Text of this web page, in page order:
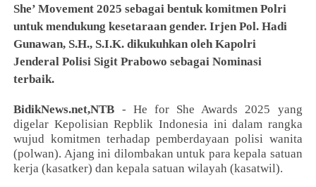
She’ Movement 2025 sebagai bentuk komitmen Polri
untuk mendukung kesetaraan gender. Irjen Pol. Hadi
Gunawan, S.H., S.I.K. dikukuhkan oleh Kapolri
Jenderal Polisi Sigit Prabowo sebagai Nominasi
terbaik.
BidikNews.net,NTB - He for She Awards 2025 yang
digelar Kepolisian Repblik Indonesia ini dalam rangka
wujud komitmen terhadap pemberdayaan polisi wanita
(polwan). Ajang ini dilombakan untuk para kepala satuan
kerja (kasatker) dan kepala satuan wilayah (kasatwil).